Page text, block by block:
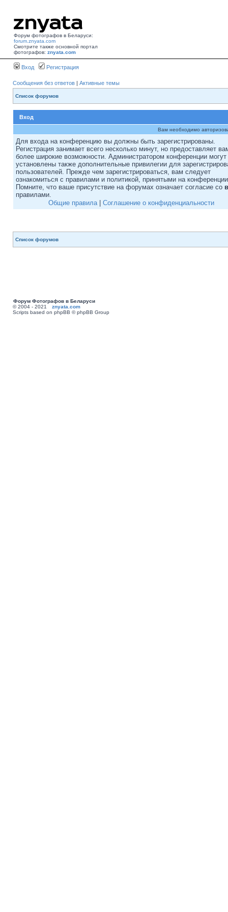
Форум фотографов в Беларуси:
forum.znyata.com
Смотрите также основной портал
фотографов: znyata.com
Вход Регистрация
Сообщения без ответов | Активные темы
Список форумов
Вход
Вам необходимо
Для входа на конференцию вы должны быть зарегистрированы.
Регистрация занимает всего несколько минут, но предоставляет
более широкие возможности. Администратором конференции
установлены также дополнительные привилегии для
пользователей. Прежде чем зарегистрироваться, вам следует
ознакомиться с правилами и политикой, принятыми на
Помните, что ваше присутствие на форумах означает согласие со
правилами.
Общие правила| Соглашение о конфиденциальности
Список форумов
Форум Фотографов в Беларуси
© 2004 - 2021 znyata.com
Scripts based on phpBB © phpBB Group